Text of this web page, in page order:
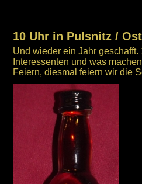
10 Uhr in Pulsnitz /
Und wieder ein Jahr
Interessenten und was
Feiern, diesmal feiern wir die